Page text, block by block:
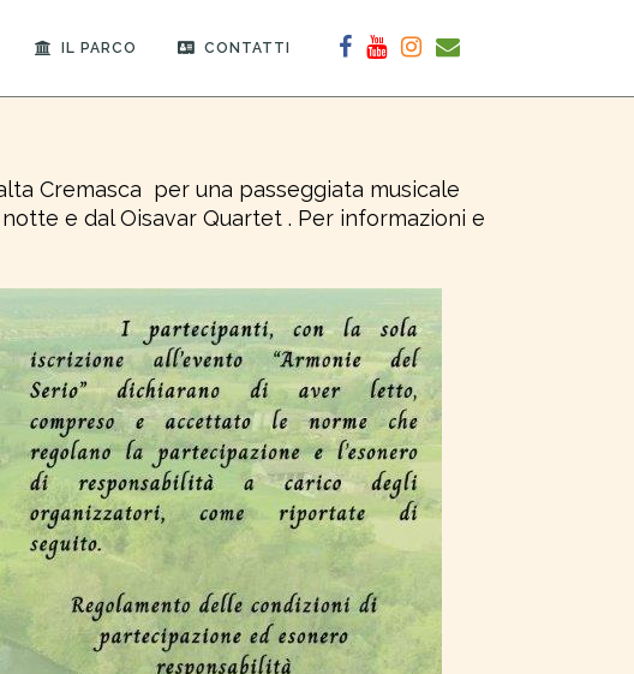
IL PARCO CONTATTI
Cremasca per una passeggiata musicale
e dal Oisavar Quartet . Per informazioni e